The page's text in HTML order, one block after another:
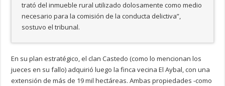
trató del inmueble rural utilizado dolosamente como medio
necesario para la comisión de la conducta delictiva”,
sostuvo el tribunal.
En su plan estratégico, el clan Castedo (como lo mencionan los
jueces en su fallo) adquirió luego la finca vecina El Aybal, con una
extensión de más de 19 mil hectáreas. Ambas propiedades -como